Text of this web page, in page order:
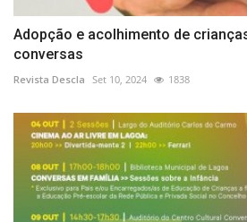
Adopção e acolhimento de
conversas
Revista Descla Set 10, 2024 1838